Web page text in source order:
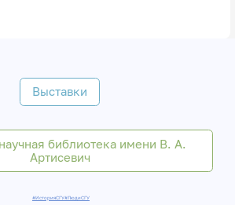
Выставки
библиотека имени В. А.
Артисевич
#ИсторияСГУ#ЛюдиСГУ